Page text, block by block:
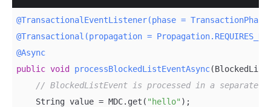
@TransactionalEventListener(phase =
@Transactional(propagation =
@Async
public void processBlockedListEventAsync
// BlockedListEvent is processed in a separate
    String value = MDC.get(
"hello" );